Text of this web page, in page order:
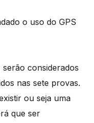
o uso do GPS
considerados
nas sete provas.
ou seja uma
que ser